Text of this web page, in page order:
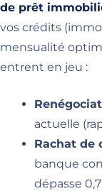
de prêt
vos crédits
mensualité
entrent en jeu :
actuelle
Rachat de
banque
dépasse